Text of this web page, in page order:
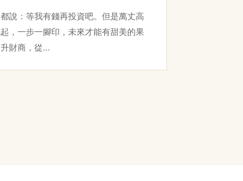
說：等我有錢再投資吧。但是萬丈高
，一步一腳印，未來才能有甜美的果
財商，從...